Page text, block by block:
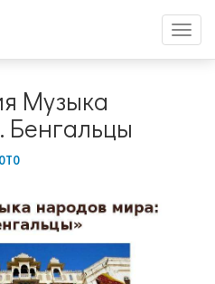
меню
Музыка
Бенгальцы